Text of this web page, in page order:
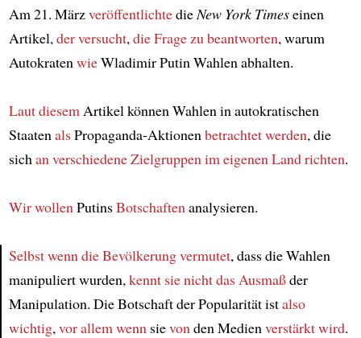
Article
Am 21. MärzveröffentlichtedieNew York Timeseinen
Artikel,der versucht,die Frage zu beantworten, warum
AutokratenwieWladimir Putin Wahlen abhalten.
Laut diesemArtikel können Wahlen in autokratischen
StaatenalsPropaganda-Aktionenbetrachtet werden, die
sichan verschiedene Zielgruppenim eigenen Landrichten.
Wir wollenPutinsBotschaftenanalysieren.
Selbst wenndie Bevölkerung vermutet, dass die Wahlen
manipuliert wurden,kennt sie nichtdas Ausmaßder
Manipulation. Die Botschaft der Popularität istalso
wichtig,vor allem wennsievonden Medienverstärkt wird.